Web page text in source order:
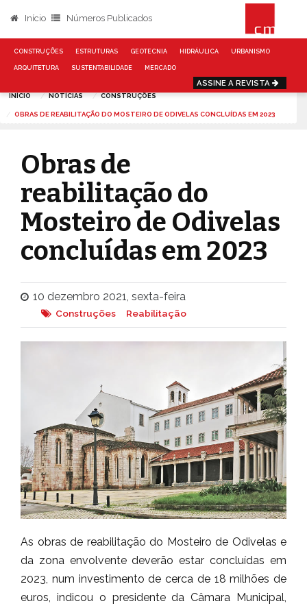
Início Números Publicados
CONSTRUÇÕES ESTRUTURAS GEOTECNIA HIDRÁULICA URBANISMO
ARQUITETURA SUSTENTABILIDADE MERCADO
ASSINE A REVISTA
INÍCIO NOTÍCIAS CONSTRUÇÕES
OBRAS DE REABILITAÇÃO DO MOSTEIRO DE ODIVELAS CONCLUÍDAS EM 2023
Obras de
reabilitação do
Mosteiro de Odivelas
concluídas em 2023
10 dezembro 2021, sexta-feira
Construções Reabilitação
As obras de reabilitação do Mosteiro de Odivelas e
da zona envolvente deverão estar concluídas em
2023, num investimento de cerca de 18 milhões de
euros, indicou o presidente da Câmara Municipal,